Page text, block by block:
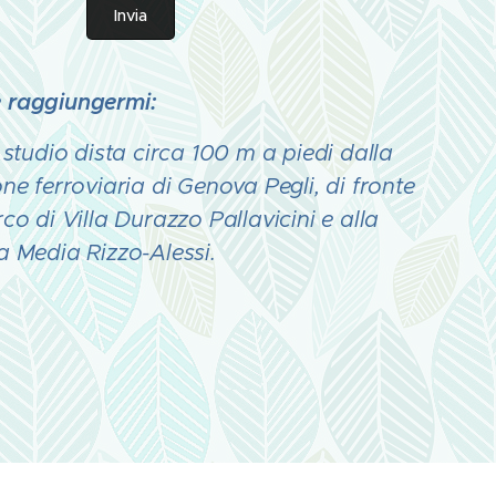
Invia
raggiungermi:
dista circa 100 m a piedi dalla
ferroviaria di Genova Pegli, di fronte
di Villa Durazzo Pallavicini e alla
Media Rizzo-Alessi.